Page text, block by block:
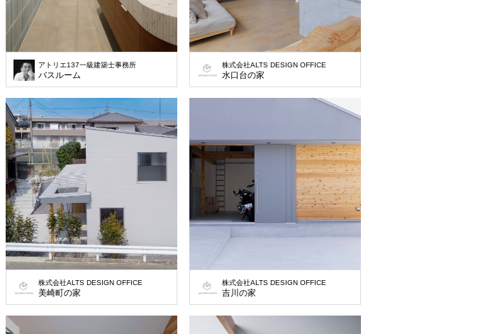
アトリエ137一級建築士事務所
バスルーム
株式会社ALTS DESIGN OFFICE
水口台の家
株式会社ALTS DESIGN OFFICE
美崎町の家
株式会社ALTS DESIGN OFFICE
吉川の家